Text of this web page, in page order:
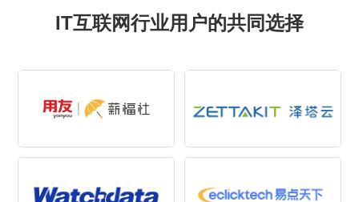
IT互联网行业用户的共同选择